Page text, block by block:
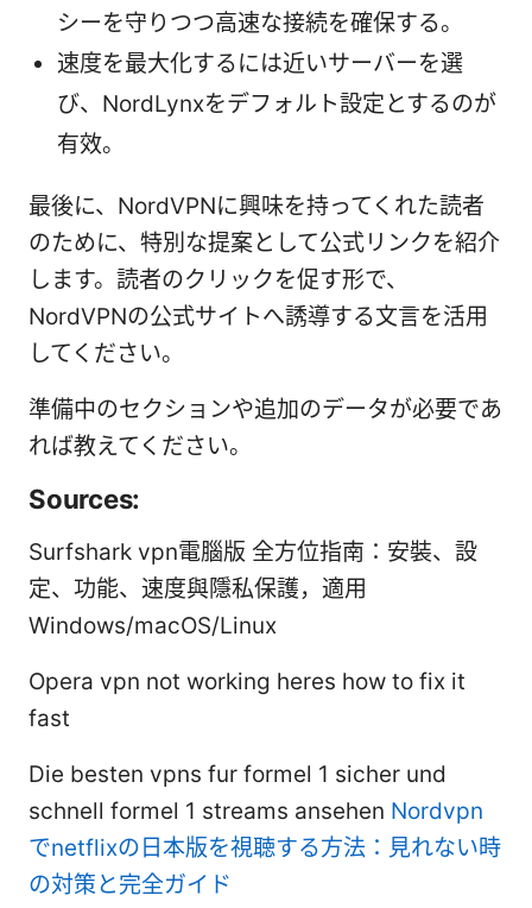
シーを守りつつ高速な接続を確保する。
速度を最大化するには近いサーバーを選
び、NordLynxをデフォルト設定とするのが
有效。
最後に、NordVPNに興味を持ってくれた読者
のために、特別な提案として公式リンクを紹介
します。読者のクリックを促す形で、
NordVPNの公式サイトへ誘導する文言を活用
してください。
準備中のセクションや追加のデータが必要であ
れば教えてください。
Sources:
Surfshark vpn電腦版 全方位指南：安裝、設
定、功能、速度與隱私保護，適用
Windows/macOS/Linux
Opera vpn not working heres how to fix it
fast
Die besten vpns fur formel 1 sicher und
schnell formel 1 streams ansehen Nordvpn
でnetflixの日本版を視聴する方法：見れない時
の対策と完全ガイド